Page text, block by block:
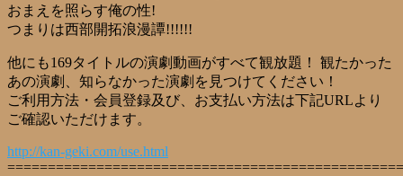
おまえを照らす俺の性!
つまりは西部開拓浪漫譚!!!!!!
他にも169タイトルの演劇動画がすべて観放題！ 観たかった
あの演劇、知らなかった演劇を見つけてください！
ご利用方法・会員登録及び、お支払い方法は下記URLより
ご確認いただけます。
http://kan-geki.com/use.html